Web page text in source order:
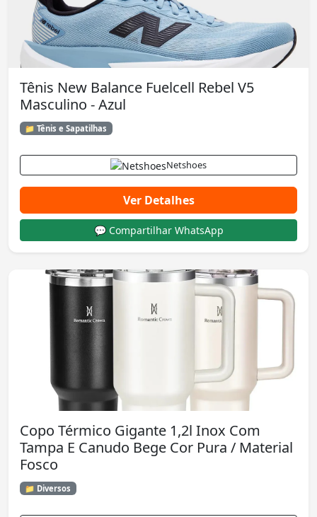
Tênis New Balance Fuelcell Rebel V5
Masculino - Azul
📁 Tênis e Sapatilhas
Netshoes
Ver Detalhes
💬 Compartilhar WhatsApp
Copo Térmico Gigante 1,2l Inox Com
Tampa E Canudo Bege Cor Pura / Material
Fosco
📁 Diversos